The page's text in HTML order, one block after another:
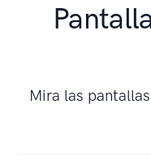
Mira las